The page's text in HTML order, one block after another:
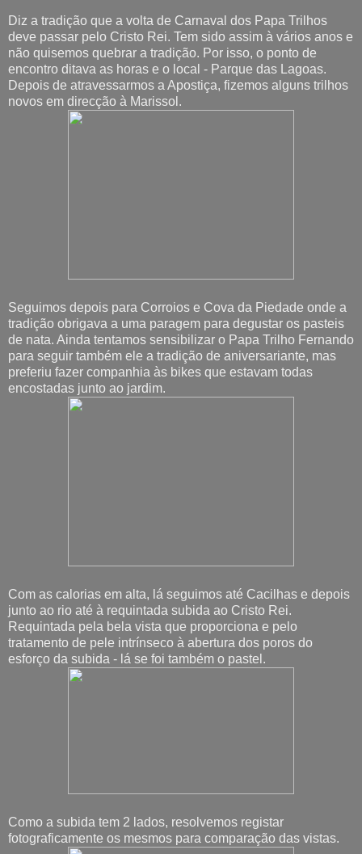
Diz a tradição que a volta de Carnaval dos Papa Trilhos
deve passar pelo Cristo Rei. Tem sido assim à vários anos e
não quisemos quebrar a tradição. Por isso, o ponto de
encontro ditava as horas e o local - Parque das Lagoas.
Depois de atravessarmos a Apostiça, fizemos alguns trilhos
novos em direcção à Marissol.
Seguimos depois para Corroios e Cova da Piedade onde a
tradição obrigava a uma paragem para degustar os pasteis
de nata. Ainda tentamos sensibilizar o Papa Trilho Fernando
para seguir também ele a tradição de aniversariante, mas
preferiu fazer companhia às bikes que estavam todas
encostadas junto ao jardim.
Com as calorias em alta, lá seguimos até Cacilhas e depois
junto ao rio até à requintada subida ao Cristo Rei.
Requintada pela bela vista que proporciona e pelo
tratamento de pele intrínseco à abertura dos poros do
esforço da subida - lá se foi também o pastel.
Como a subida tem 2 lados, resolvemos registar
fotograficamente os mesmos para comparação das vistas.